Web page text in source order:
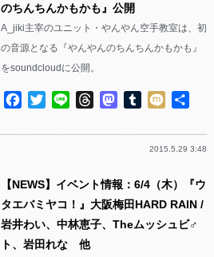
のちんちんかもかも』公開
A_jiki主宰のユニット・やんやん空手教室は、初
の音源となる『やんやんのちんちんかもかも』
をsoundcloudに公開。
Facebook
TwitterLine ThreadsMastodon
Tumblr
Mixi
2015.5.29 3:48
【NEWS】イベント情報：6/4（木）『ウ
タエバミヤコ！』大阪梅田HARD RAIN /
岩井わい、中林恵子、Theムッシュビ♂
ト、岩田れな 他